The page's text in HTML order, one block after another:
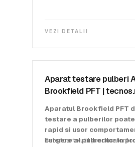
VEZI DETALII
AMETEK BROOKFIELD
Aparat testare pulberi
Brookfield PFT |
Aparatul Brookfield PFT
testare a pulberilor
rapid si usor
curgere al pulberilor in
Este foarte util